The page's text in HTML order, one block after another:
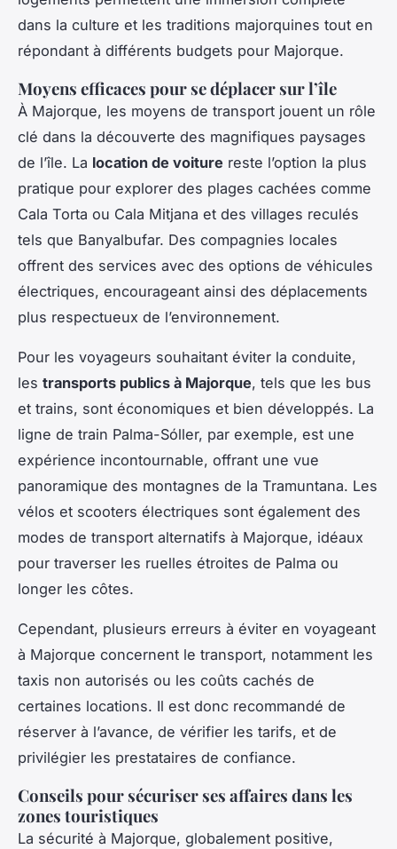
dans la culture et les traditions majorquines tout en
répondant à différents budgets pour Majorque.
Moyens efficaces pour se déplacer sur l’île
À Majorque, les moyens de transport jouent un rôle
clé dans la découverte des magnifiques paysages
de l’île. La location de voiture reste l’option la plus
pratique pour explorer des plages cachées comme
Cala Torta ou Cala Mitjana et des villages reculés
tels que Banyalbufar. Des compagnies locales
offrent des services avec des options de véhicules
électriques, encourageant ainsi des déplacements
plus respectueux de l’environnement.
Pour les voyageurs souhaitant éviter la conduite,
les transports publics à Majorque, tels que les bus
et trains, sont économiques et bien développés. La
ligne de train Palma-Sóller, par exemple, est une
expérience incontournable, offrant une vue
panoramique des montagnes de la Tramuntana. Les
vélos et scooters électriques sont également des
modes de transport alternatifs à Majorque, idéaux
pour traverser les ruelles étroites de Palma ou
longer les côtes.
Cependant, plusieurs erreurs à éviter en voyageant
à Majorque concernent le transport, notamment les
taxis non autorisés ou les coûts cachés de
certaines locations. Il est donc recommandé de
réserver à l’avance, de vérifier les tarifs, et de
privilégier les prestataires de confiance.
Conseils pour sécuriser ses affaires dans les
zones touristiques
La sécurité à Majorque, globalement positive,